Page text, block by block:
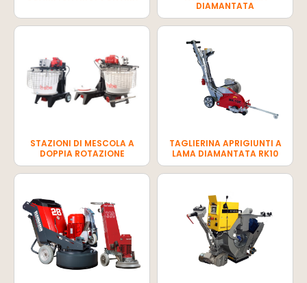
DIAMANTATA
STAZIONI DI MESCOLA A
DOPPIA ROTAZIONE
TAGLIERINA APRIGIUNTI A
LAMA DIAMANTATA RK10